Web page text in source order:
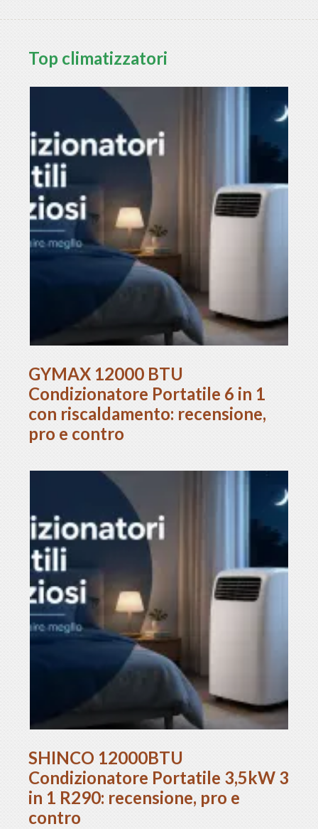
Top climatizzatori
GYMAX 12000 BTU
Condizionatore Portatile 6 in 1
con riscaldamento: recensione,
pro e contro
SHINCO 12000BTU
Condizionatore Portatile 3,5kW 3
in 1 R290: recensione, pro e
contro